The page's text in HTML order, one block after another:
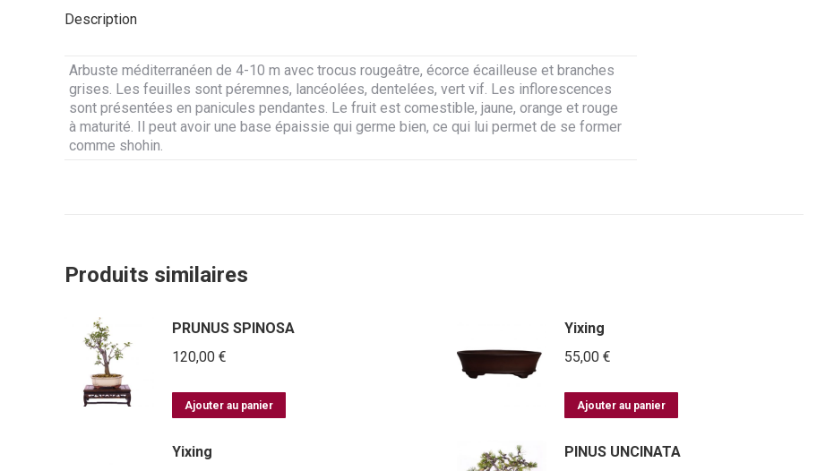
Description
Arbuste méditerranéen de 4-10 m avec trocus rougeâtre, écorce écailleuse et branches
grises. Les feuilles sont péremnes, lancéolées, dentelées, vert vif. Les inflorescences
sont présentées en panicules pendantes. Le fruit est comestible, jaune, orange et rouge
à maturité. Il peut avoir une base épaissie qui germe bien, ce qui lui permet de se former
comme shohin.
Produits similaires
PRUNUS SPINOSA
120,00 €
Ajouter au panier
Yixing
55,00 €
Ajouter au panier
Yixing
PINUS UNCINATA